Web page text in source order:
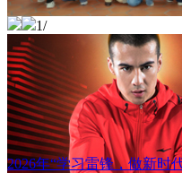
2026年“学习雷锋，做新时
1/